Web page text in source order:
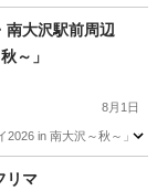
フリマ
南大沢駅前周辺
～」
8月1日
2026 in 南大沢～秋～」
アースデイ
リマ